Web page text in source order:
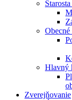
Hlavný
Zverejňovanie